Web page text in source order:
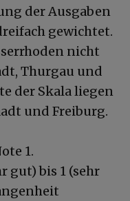
der Ausgaben
gewichtet.
nicht
Thurgau und
der Skala liegen
und Freiburg.
1.
gut) bis 1 (sehr